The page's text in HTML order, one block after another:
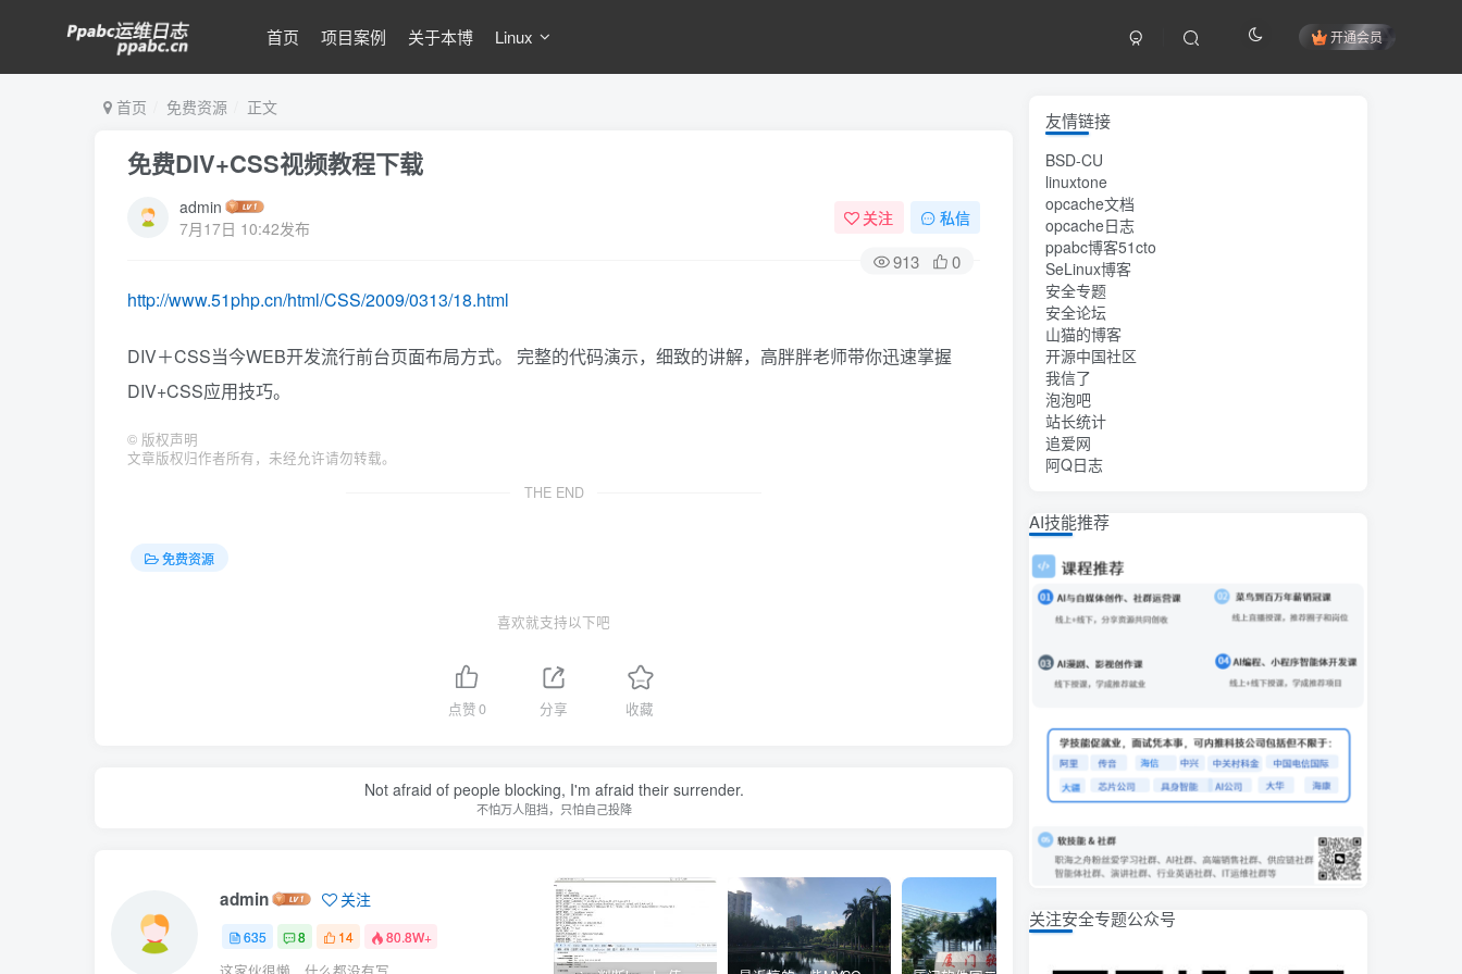
首页 项目案例 关于本博 Linux 开通会员
首页 免费资源 正文
免费DIV+CSS视频教程下载
admin
7月17日 10:42发布
关注 私信
913 0
http://www.51php.cn/html/CSS/2009/0313/18.html
DIV＋CSS当今WEB开发流行前台页面布局方式。 完整的代码演示，细致的讲解，高胖胖老师带你迅速掌握
DIV+CSS应用技巧。
© 版权声明
文章版权归作者所有，未经允许请勿转载。
THE END
免费资源
喜欢就支持以下吧
点赞0 分享 收藏
Not afraid of people blocking, I'm afraid their surrender.
不怕万人阻挡，只怕自己投降
admin 关注
635 8 14 80.8W+
友情链接
BSD-CU
linuxtone
opcache文档
opcache日志
ppabc博客51cto
SeLinux博客
安全专题
安全论坛
山猫的博客
开源中国社区
我信了
泡泡吧
站长统计
追爱网
阿Q日志
AI技能推荐
关注安全专题公众号